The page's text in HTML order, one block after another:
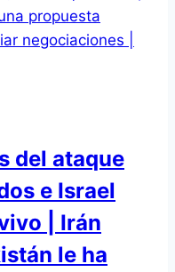
del ataque
e Israel
| Irán
le ha